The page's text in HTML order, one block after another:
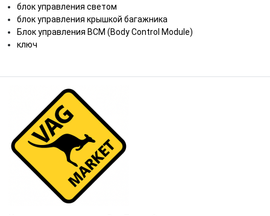
блок управления светом
блок управления крышкой багажника
Блок управления BCM (Body Control Module)
ключ